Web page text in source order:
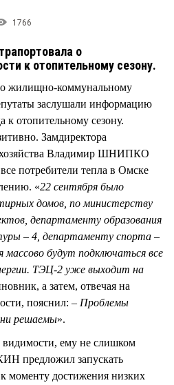
1766
о
к отопительному сезону.
жилищно-коммунальному
заслушали информацию
к отопительному сезону.
Замдиректора
хозяйства Владимир ШНИПКО
потребители тепла в Омске
«22 сентября было
домов, по министерству
департаменту образования
– 4, департаменту спорта –
будут подключаться все
ТЭЦ-2 уже выходит на
а затем, отвечая на
пояснил: – Проблемы
решаемы».
ему не слишком
предложил запускать
моменту достижения низких